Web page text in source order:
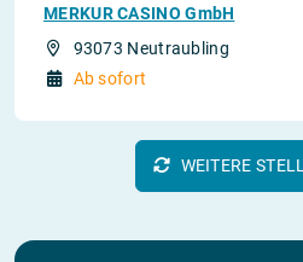
MERKUR CASINO GmbH
93073 Neutraubling
Ab sofort
WEITERE